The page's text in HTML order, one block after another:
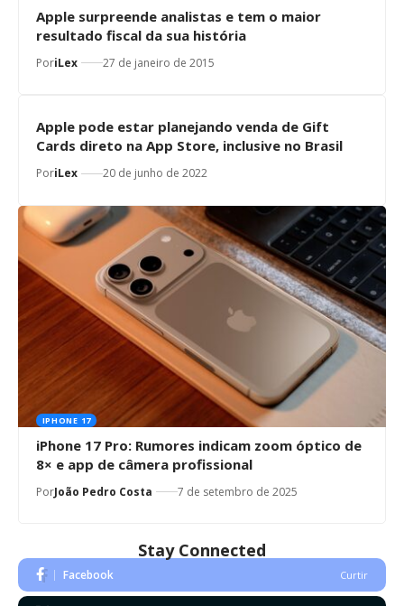
Apple surpreende analistas e tem o maior
resultado fiscal da sua história
PoriLex 27 de janeiro de 2015
Apple pode estar planejando venda de Gift
Cards direto na App Store, inclusive no Brasil
PoriLex 20 de junho de 2022
IPHONE 17
iPhone 17 Pro: Rumores indicam zoom óptico de
8× e app de câmera profissional
PorJoão Pedro Costa 7 de setembro de 2025
Stay Connected
Facebook Curtir